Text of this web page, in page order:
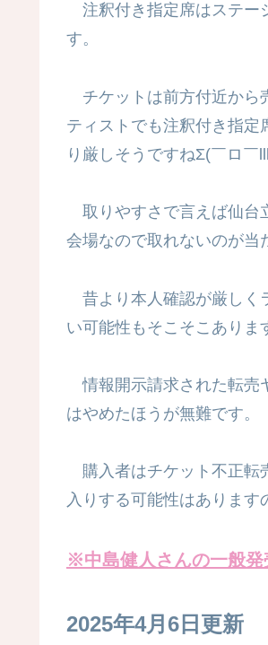
注釈付き指定席はステー
す。
チケットは前方付近から
ティストでも注釈付き指定
り厳しそうですねΣ(￣ロ￣
取りやすさで言えば仙台
会場なので取れないのが当
昔より本人確認が厳しく
い可能性もそこそこありま
情報開示請求された転売
はやめたほうが無難です。
購入者はチケット不正転
入りする可能性はありま
※中島健人 さんの一般発
2025年4月6日更新